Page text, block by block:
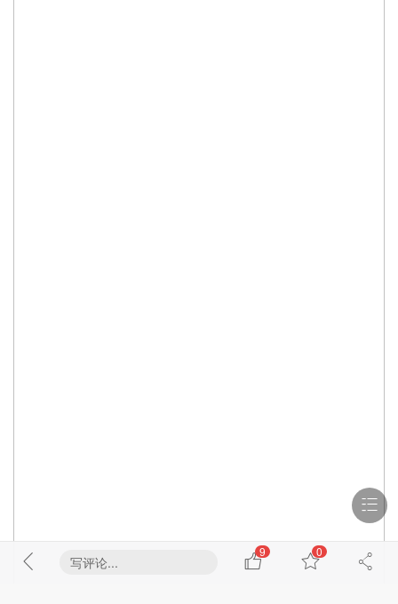
写评论...
9 0